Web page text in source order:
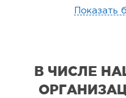
Показать
В ЧИСЛЕ